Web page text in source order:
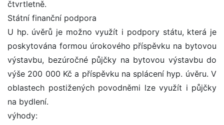
čtvrtletně.
Státní finanční podpora
U hp. úvěrů je možno využít i podpory státu, která je
poskytována formou úrokového příspěvku na bytovou
výstavbu, bezúročné půjčky na bytovou výstavbu do
výše 200 000 Kč a příspěvku na splácení hyp. úvěru. V
oblastech postižených povodněmi lze využít i půjčky
na bydlení.
výhody: